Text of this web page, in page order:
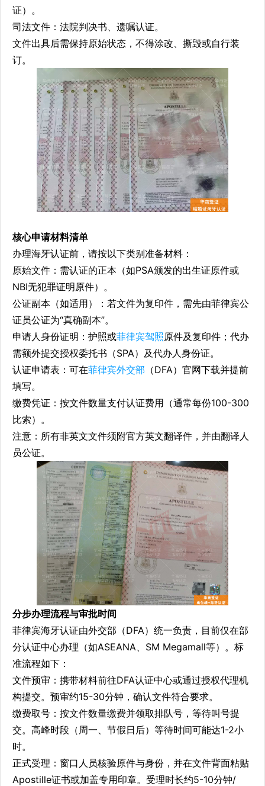
证）。
司法文件：法院判决书、遗嘱认证。
文件出具后需保持原始状态，不得涂改、撕毁或自行装
订。
核心申请材料清单
办理海牙认证前，请按以下类别准备材料：
原始文件：需认证的正本（如PSA颁发的出生证原件或
NBI无犯罪证明原件）。
公证副本（如适用）：若文件为复印件，需先由菲律宾公
证员公证为“真确副本”。
申请人身份证明：护照或菲律宾驾照原件及复印件；代办
需额外提交授权委托书（SPA）及代办人身份证。
认证申请表：可在菲律宾外交部 （DFA）官网下载并提前
填写。
缴费凭证：按文件数量支付认证费用（通常每份100-300
比索）。
注意：所有非英文文件须附官方英文翻译件，并由翻译人
员公证。
分步办理流程与审批时间
菲律宾海牙认证由外交部（DFA）统一负责，目前仅在部
分认证中心办理（如ASEANA、SM Megamall等）。标
准流程如下：
文件预审：携带材料前往DFA认证中心或通过授权代理机
构提交。预审约15-30分钟，确认文件符合要求。
缴费取号：按文件数量缴费并领取排队号，等待叫号提
交。高峰时段（周一、节假日后）等待时间可能达1-2小
时。
正式受理：窗口人员核验原件与身份，并在文件背面粘贴
Apostille证书或加盖专用印章。受理时长约5-10分钟/